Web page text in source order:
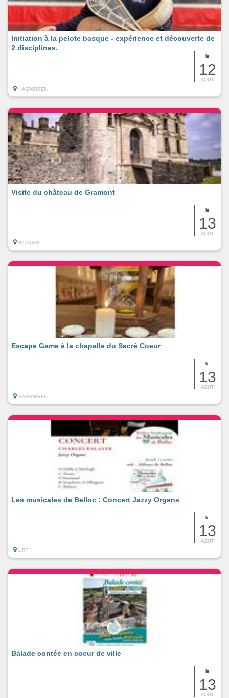
le
12
AOUT
Initiation à la pelote basque - expérience et découverte de
2 disciplines.
HASPARREN
le
13
AOUT
Visite du château de Gramont
BIDACHE
le
13
AOUT
Escape Game à la chapelle du Sacré Coeur
HASPARREN
le
13
AOUT
Les musicales de Belloc : Concert Jazzy Organs
URT
le
13
AOUT
Balade contée en coeur de ville